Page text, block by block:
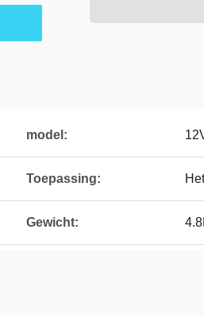
model:
Toepassing:
Gewicht: